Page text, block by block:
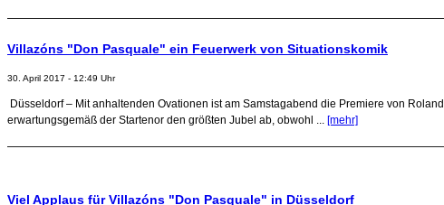
Villazóns "Don Pasquale" ein Feuerwerk von Situationskomik
30. April 2017 - 12:49 Uhr
Düsseldorf – Mit anhaltenden Ovationen ist am Samstagabend die Premiere von
erwartungsgemäß der Startenor den größten Jubel ab, obwohl ... [mehr]
Viel Applaus für Villazóns "Don Pasquale" in Düsseldorf